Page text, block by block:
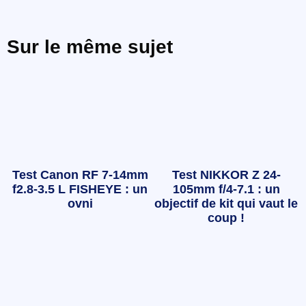
Sur le même sujet
Test Canon RF 7-14mm
f2.8-3.5 L FISHEYE : un
ovni
Test NIKKOR Z 24-
105mm f/4-7.1 : un
objectif de kit qui vaut le
coup !